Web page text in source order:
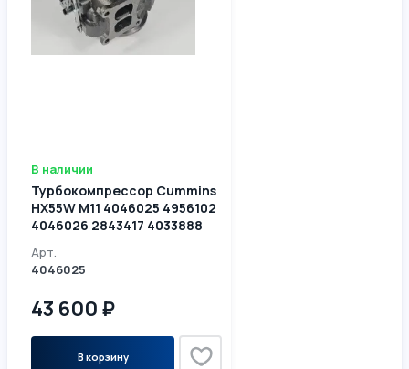
В наличии
Турбокомпрессор Cummins
HX55W M11 4046025 4956102
4046026 2843417 4033888
Арт.
4046025
43 600 ₽
В корзину